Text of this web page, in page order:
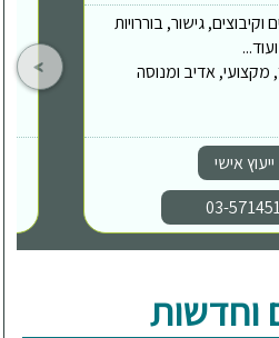
גישור, בוררויות
ועוד...
אדיב ומנוסה
ייעוץ אישי
03-
וחדשות